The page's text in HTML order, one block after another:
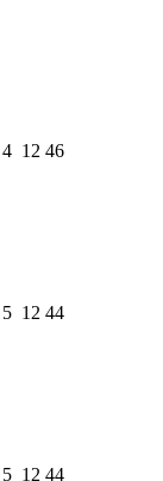
4 12 46
5 12 44
5 12 44